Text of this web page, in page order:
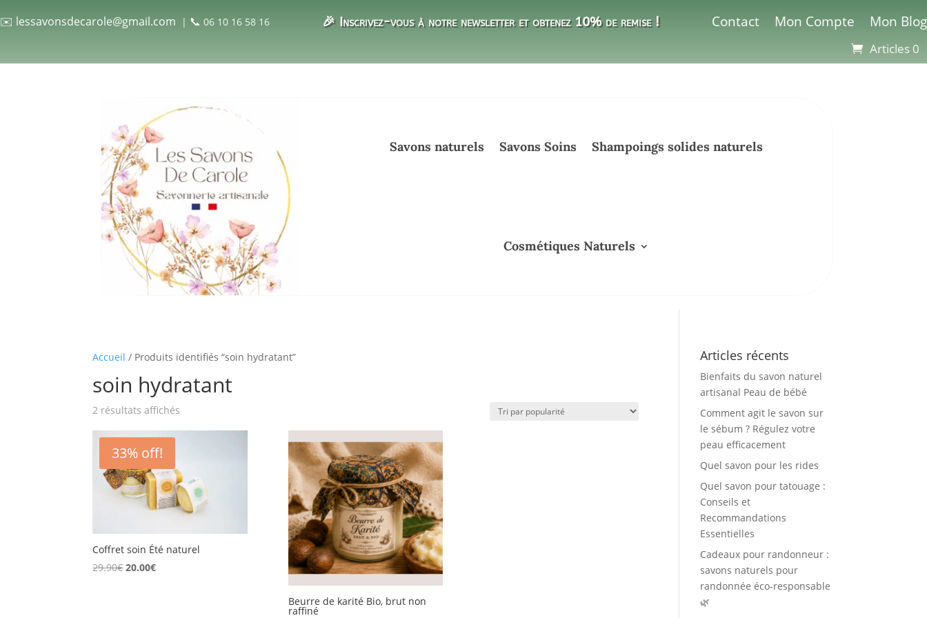
✉️ lessavonsdecarole@gmail.com | 📞 06 10 16 58 16 🎉 Inscrivez-vous à notre newsletter et obtenez 10% de remise ! Contact Mon Compte Mon Blog
Articles 0
Savons naturels Savons Soins Shampoings solides naturels
Cosmétiques Naturels
Accueil / Produits identifiés “soin hydratant”
soin hydratant
2 résultats affichés
33% off!
Coffret soin Été naturel
29.90€Le
20.00€Le
Beurre de karité Bio, brut non
raffiné
Articles récents
Bienfaits du savon naturel
artisanal Peau de bébé
Comment agit le savon sur
le sébum ? Régulez votre
peau efficacement
Quel savon pour les rides
Quel savon pour tatouage :
Conseils et
Recommandations
Essentielles
Cadeaux pour randonneur :
savons naturels pour
randonnée éco-responsable
🌿